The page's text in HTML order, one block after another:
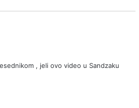
, jeli ovo video u Sandzaku